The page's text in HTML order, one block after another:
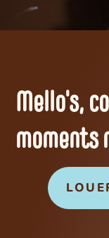
Mello's,
moments